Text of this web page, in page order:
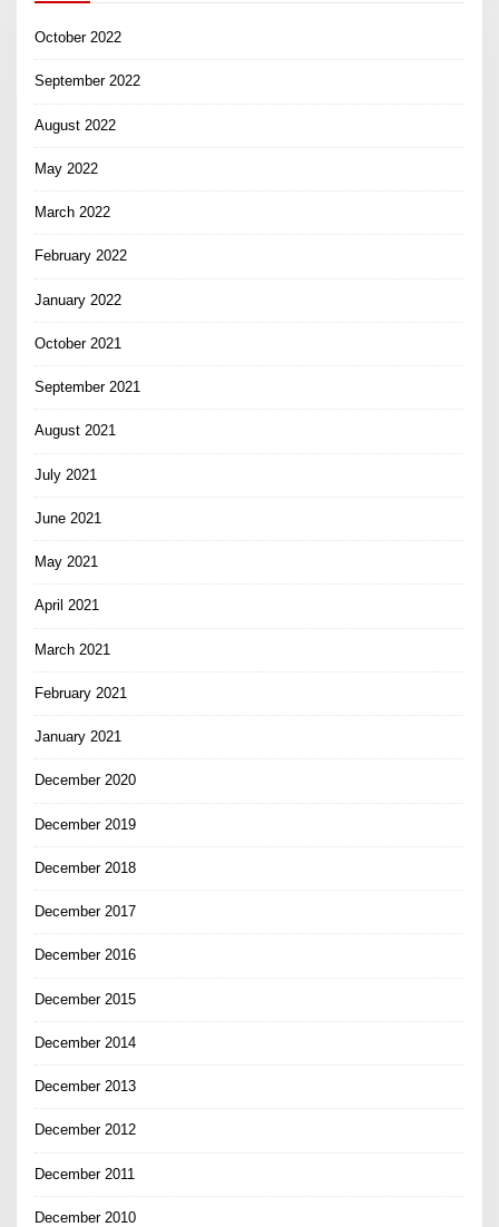
October 2022
September 2022
August 2022
May 2022
March 2022
February 2022
January 2022
October 2021
September 2021
August 2021
July 2021
June 2021
May 2021
April 2021
March 2021
February 2021
January 2021
December 2020
December 2019
December 2018
December 2017
December 2016
December 2015
December 2014
December 2013
December 2012
December 2011
December 2010